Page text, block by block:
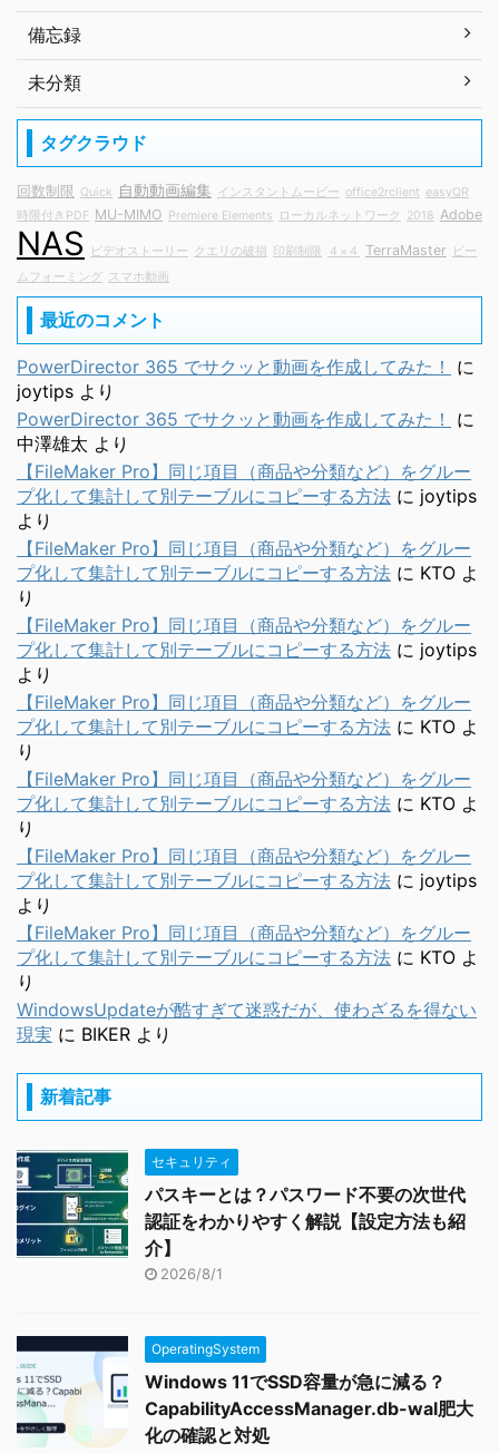
備忘録
未分類
タグクラウド
回数制限 Quick 自動動画編集 インスタントムービー office2rclient easyQR
時限付きPDF MU-MIMO Premiere Elements ローカルネットワーク 2018 Adobe
NAS ビデオストーリー クエリの破損 印刷制限 ４×４ TerraMaster
ビー
ムフォーミング
スマホ動画
最近のコメント
PowerDirector 365 でサクッと動画を作成してみた！
に
joytips より
PowerDirector 365 でサクッと動画を作成してみた！
に
中澤雄太 より
【FileMaker Pro】同じ項目（商品や分類など）をグルー
プ化して集計して別テーブルにコピーする方法 に joytips
より
【FileMaker Pro】同じ項目（商品や分類など）をグルー
プ化して集計して別テーブルにコピーする方法 に KTO よ
り
【FileMaker Pro】同じ項目（商品や分類など）をグルー
プ化して集計して別テーブルにコピーする方法 に joytips
より
【FileMaker Pro】同じ項目（商品や分類など）をグルー
プ化して集計して別テーブルにコピーする方法 に KTO よ
り
【FileMaker Pro】同じ項目（商品や分類など）をグルー
プ化して集計して別テーブルにコピーする方法 に KTO よ
り
【FileMaker Pro】同じ項目（商品や分類など）をグルー
プ化して集計して別テーブルにコピーする方法 に joytips
より
【FileMaker Pro】同じ項目（商品や分類など）をグルー
プ化して集計して別テーブルにコピーする方法 に KTO よ
り
WindowsUpdateが酷すぎて迷惑だが、使わざるを得ない
現実 に BIKER より
新着記事
セキュリティ
パスキーとは？パスワード不要の次世代
認証をわかりやすく解説【設定方法も紹
介】
2026/8/1
OperatingSystem
Windows 11でSSD容量が急に減る？
CapabilityAccessManager.db-wal肥大
化の確認と対処